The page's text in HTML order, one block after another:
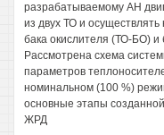
разрабатываемому АН
из двух ТО и осуществлять
бака окислителя (ТО-БО) и
Рассмотрена схема
параметров
номинальном (100 %)
основные этапы
ЖРД